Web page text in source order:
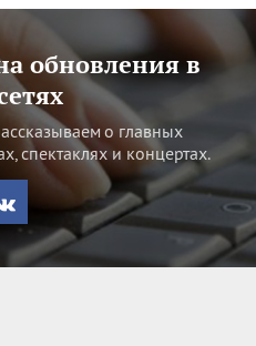
обновления в
о главных
спектаклях и концертах.